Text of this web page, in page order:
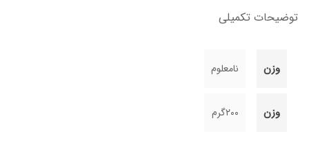
توضیحات تکمیلی
وزن نامعلوم
وزن ۲۰۰گرم